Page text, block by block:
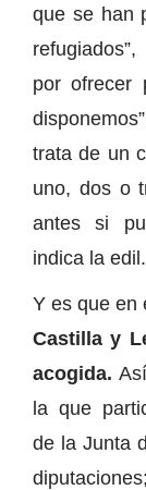
que se han
por ofrecer
trata de un
uno, dos o
antes si
indica la edil.
Y es que en
Castilla y
acogida.
la que
de la Junta